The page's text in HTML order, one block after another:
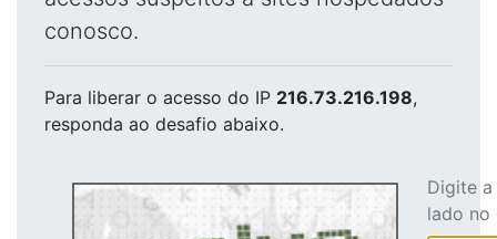
conosco.
Para liberar o acesso do IP 216.73.216.198,
responda ao desafio abaixo.
Digite
lado no